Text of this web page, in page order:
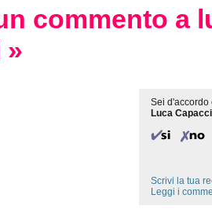
commento a
»
Sei d'accordo
Luca
Scrivi la tua
Leggi i